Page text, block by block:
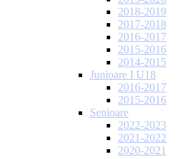
2018-2019
2017-2018
2016-2017
2015-2016
2014-2015
Junioare I U18
2016-2017
2015-2016
Senioare
2022-2023
2021-2022
2020-2021